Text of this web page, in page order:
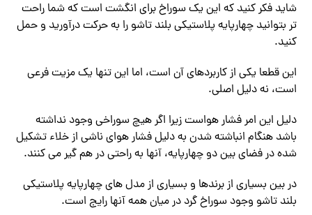
شاید فکر کنید که این یک سوراخ برای انگشت است که شما راحت
تر بتوانید چهارپایه پلاستیکی بلند تاشو را به حرکت درآورید و حمل
کنید.
این قطعا یکی از کاربردهای آن است، اما این تنها یک مزیت فرعی
است، نه دلیل اصلی.
دلیل این امر فشار هواست زیرا اگر هیچ سوراخی وجود نداشته
باشد هنگام انباشته شدن به دلیل فشار هوای ناشی از خلاء تشکیل
شده در فضای بین دو چهارپایه، آنها به راحتی در هم گیر می کنند.
در بین بسیاری از برندها و بسیاری از مدل های چهارپایه پلاستیکی
بلند تاشو وجود سوراخ گرد در میان همه آنها رایج است.